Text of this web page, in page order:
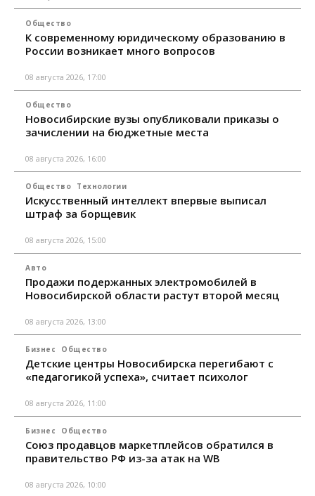
Общество
К современному юридическому образованию в
России возникает много вопросов
08 августа 2026, 17:00
Общество
Новосибирские вузы опубликовали приказы о
зачислении на бюджетные места
08 августа 2026, 16:00
Общество Технологии
Искусственный интеллект впервые выписал
штраф за борщевик
08 августа 2026, 15:00
Авто
Продажи подержанных электромобилей в
Новосибирской области растут второй месяц
08 августа 2026, 13:00
Бизнес Общество
Детские центры Новосибирска перегибают с
«педагогикой успеха», считает психолог
08 августа 2026, 11:00
Бизнес Общество
Союз продавцов маркетплейсов обратился в
правительство РФ из-за атак на WB
08 августа 2026, 10:00